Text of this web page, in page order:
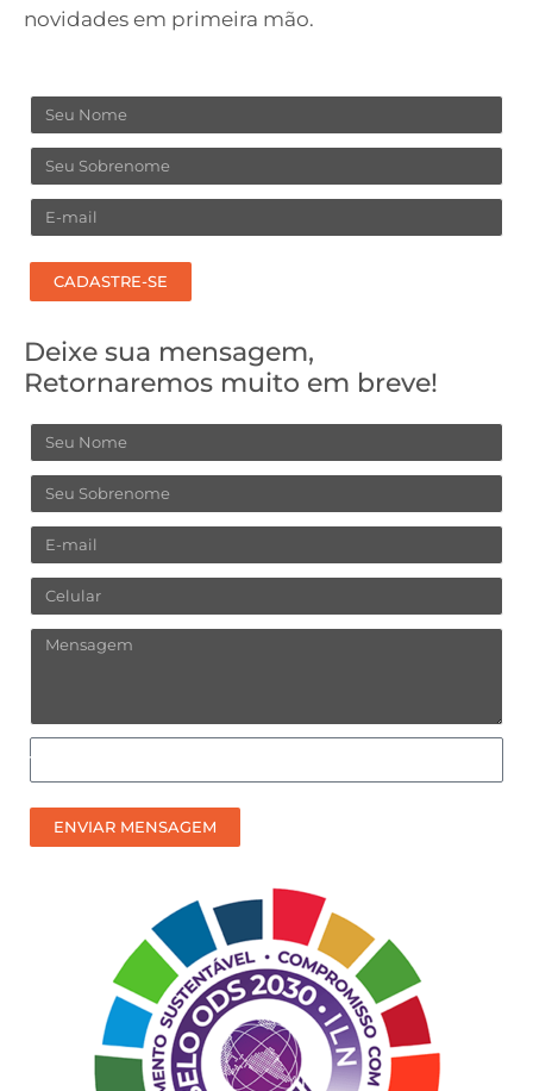
novidades em primeira mão.
Nome
Sobrenome
Email
CADASTRE-SE
Deixe sua mensagem,
Retornaremos muito em breve!
Nome
Sobrenome
Email
Celular
Mensagem
Como
prefere
receber
nosso
ENVIAR MENSAGEM